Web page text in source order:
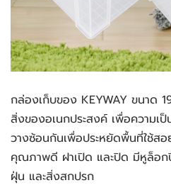
กล่องเก็บของ KEYWAY ขนาด
สิ่งของอเนกประสงค์ เพื่อความเ
วางซ้อนกันเพื่อประหยัดพื้นที่ใช้ส
คุณภาพดี ฝาเปิด และปิด มีหูล็อ
ฝุ่น และสิ่งสกปรก